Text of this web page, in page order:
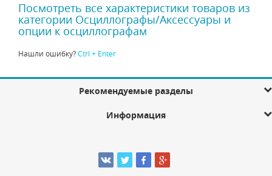
Посмотреть все характеристики товаров из
категории Осциллографы/Аксессуары и
опции к осциллографам
Нашли ошибку?Ctrl + Enter
Рекомендуемые разделы
Информация